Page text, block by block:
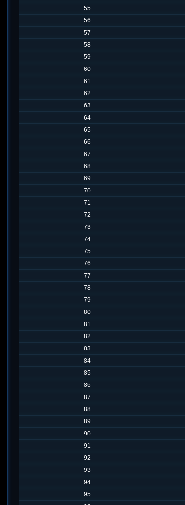
55
56
57
58
59
60
61
62
63
64
65
66
67
68
69
70
71
72
73
74
75
76
77
78
79
80
81
82
83
84
85
86
87
88
89
90
91
92
93
94
95